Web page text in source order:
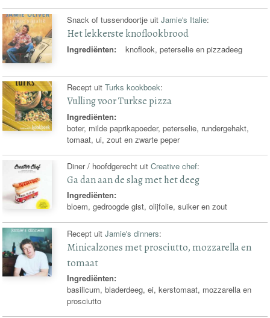
Snack of tussendoortje uitJamie's Italie:
Het lekkerste knoflookbrood
Ingrediënten: knoflook, peterselie en pizzadeeg
Recept uitTurks kookboek:
Vulling voor Turkse pizza
Ingrediënten:
boter, milde paprikapoeder, peterselie, rundergehakt,
tomaat, ui, zout en zwarte peper
Diner / hoofdgerecht uitCreative chef:
Ga dan aan de slag met het deeg
Ingrediënten:
bloem, gedroogde gist, olijfolie, suiker en zout
Recept uitJamie's dinners:
Minicalzones met prosciutto, mozzarella en
tomaat
Ingrediënten:
basilicum, bladerdeeg, ei, kerstomaat, mozzarella en
prosciutto